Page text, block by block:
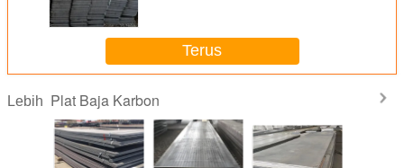
Terus
Lebih Plat Baja Karbon